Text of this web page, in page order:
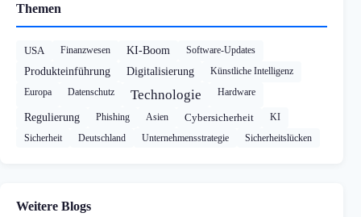
Themen
USA Finanzwesen KI-Boom Software-Updates
Produkteinführung Digitalisierung
Künstliche Intelligenz
Europa
Datenschutz Technologie Hardware
Regulierung Phishing Asien Cybersicherheit
KI
Sicherheit
Deutschland Unternehmensstrategie Sicherheitslücken
Weitere Blogs